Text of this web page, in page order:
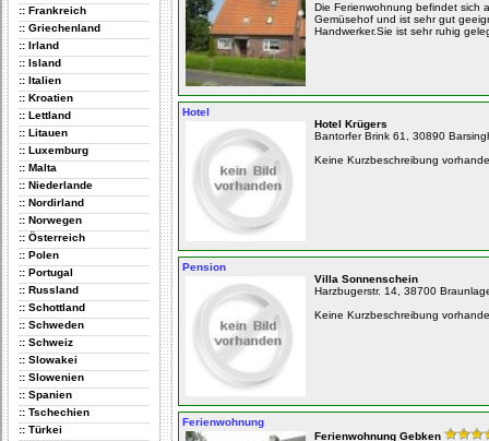
:: Frankreich
:: Griechenland
:: Irland
:: Island
:: Italien
:: Kroatien
:: Lettland
:: Litauen
:: Luxemburg
:: Malta
:: Niederlande
:: Nordirland
:: Norwegen
:: Österreich
:: Polen
:: Portugal
:: Russland
:: Schottland
:: Schweden
:: Schweiz
:: Slowakei
:: Slowenien
:: Spanien
:: Tschechien
:: Türkei
Die Ferienwohnung befindet sich
Gemüsehof und ist sehr gut
Handwerker.Sie ist sehr ruhig
Hotel
Hotel Krügers
Bantorfer Brink 61, 30890
Keine Kurzbeschreibung
Pension
Villa Sonnenschein
Harzbugerstr. 14, 38700
Keine Kurzbeschreibung
Ferienwohnung
Ferienwohnung Gebken